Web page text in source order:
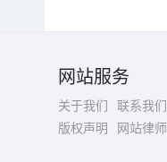
网站服务
关于我们 联系我们
版权声明
网站律师